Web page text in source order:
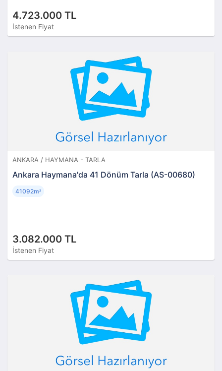
4.723.000 TL
İstenen Fiyat
ANKARA / HAYMANA - TARLA
Ankara Haymana'da 41 Dönüm Tarla (AS-00680)
3.082.000 TL
İstenen Fiyat
41092m²